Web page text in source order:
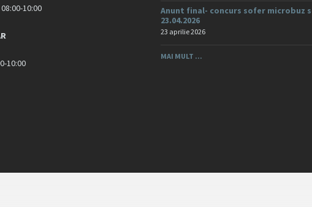
10:00
10:00
Anunt final- concurs sofer microbuz
23.04.2026
23 aprilie 2026
MAI MULT ...